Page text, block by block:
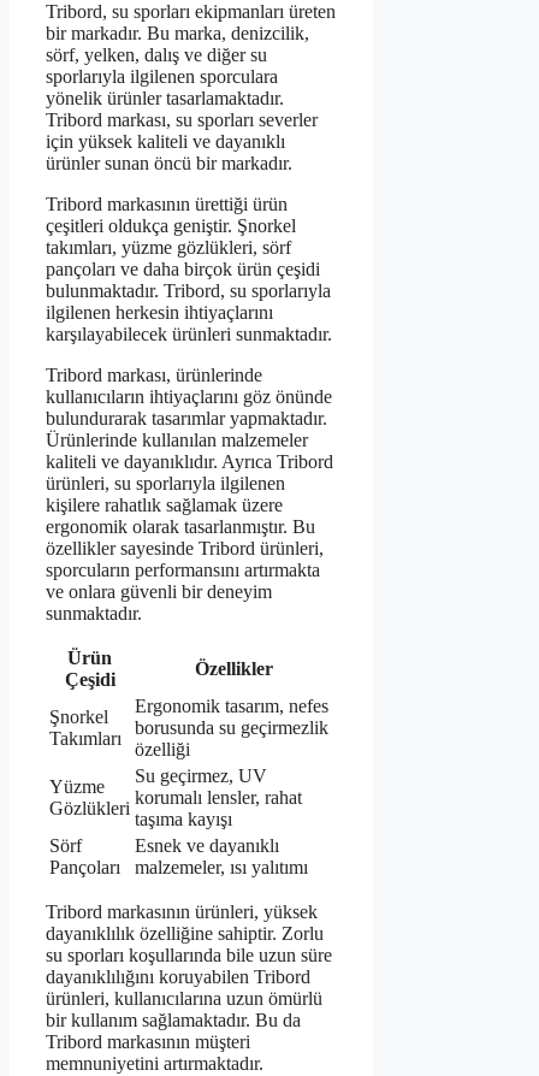
Tribord, su sporları ekipmanları üreten
bir markadır. Bu marka, denizcilik,
sörf, yelken, dalış ve diğer su
sporlarıyla ilgilenen sporculara
yönelik ürünler tasarlamaktadır.
Tribord markası, su sporları severler
için yüksek kaliteli ve dayanıklı
ürünler sunan öncü bir markadır.
Tribord markasının ürettiği ürün
çeşitleri oldukça geniştir. Şnorkel
takımları, yüzme gözlükleri, sörf
pançoları ve daha birçok ürün çeşidi
bulunmaktadır. Tribord, su sporlarıyla
ilgilenen herkesin ihtiyaçlarını
karşılayabilecek ürünleri sunmaktadır.
Tribord markası, ürünlerinde
kullanıcıların ihtiyaçlarını göz önünde
bulundurarak tasarımlar yapmaktadır.
Ürünlerinde kullanılan malzemeler
kaliteli ve dayanıklıdır. Ayrıca Tribord
ürünleri, su sporlarıyla ilgilenen
kişilere rahatlık sağlamak üzere
ergonomik olarak tasarlanmıştır. Bu
özellikler sayesinde Tribord ürünleri,
sporcuların performansını artırmakta
ve onlara güvenli bir deneyim
sunmaktadır.
Ürün
Çeşidi
Özellikler
Şnorkel
Takımları
Ergonomik tasarım, nefes
borusunda su geçirmezlik
özelliği
Yüzme
Gözlükleri
Su geçirmez, UV
korumalı lensler, rahat
taşıma kayışı
Sörf
Pançoları
Esnek ve dayanıklı
malzemeler, ısı yalıtımı
Tribord markasının ürünleri, yüksek
dayanıklılık özelliğine sahiptir. Zorlu
su sporları koşullarında bile uzun süre
dayanıklılığını koruyabilen Tribord
ürünleri, kullanıcılarına uzun ömürlü
bir kullanım sağlamaktadır. Bu da
Tribord markasının müşteri
memnuniyetini artırmaktadır.